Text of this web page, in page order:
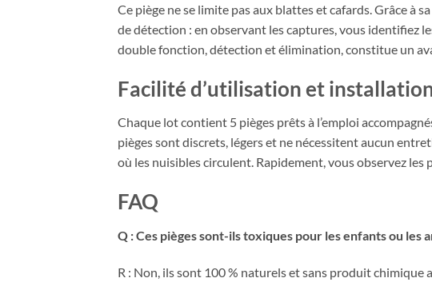
Ce piège ne se limite pas aux blattes et cafards. Grâce à
de détection : en observant les captures, vous identifiez
double fonction, détection et élimination, constitue un
Facilité d’utilisation et
Chaque lot contient 5 pièges prêts à l’emploi
pièges sont discrets, légers et ne nécessitent aucun
où les nuisibles circulent. Rapidement, vous observez
FAQ
Q : Ces pièges sont-ils toxiques pour les enfants ou les
R : Non, ils sont 100 % naturels et sans produit chimique